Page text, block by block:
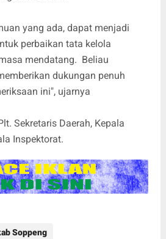
yang ada, dapat menjadi
perbaikan tata kelola
mendatang. Beliau
dukungan penuh
ini", ujarnya
Sekretaris Daerah, Kepala
Inspektorat.
Soppeng